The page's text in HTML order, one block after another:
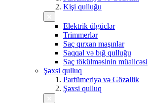
Kişi qulluğu
Elektrik ülgüclər
Trimmerlər
Saç qırxan maşınlar
Saqqal və bığ qulluğu
Saç tökülməsinin müalicəsi
Şəxsi qulluq
Parfümeriya və Gözəllik
Şəxsi qulluq